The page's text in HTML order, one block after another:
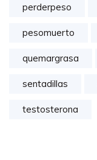
perderpeso
pesomuerto
quemargrasa
sentadillas
testosterona